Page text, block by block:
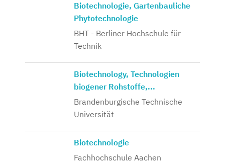
Biotechnologie, Gartenbauliche
Phytotechnologie
BHT - Berliner Hochschule für
Technik
Biotechnology, Technologien
biogener Rohstoffe,...
Brandenburgische Technische
Universität
Biotechnologie
Fachhochschule Aachen